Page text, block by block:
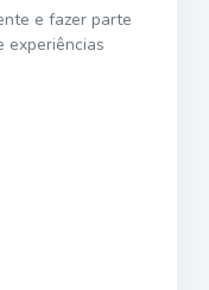
e fazer parte
experiências